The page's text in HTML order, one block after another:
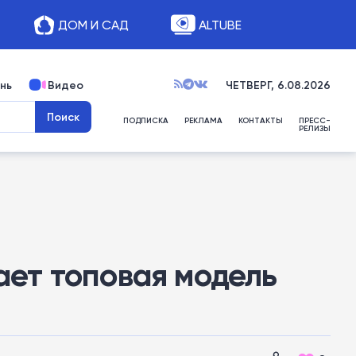
ДОМ И САД ALTUBE
Видео ЧЕТВЕРГ, 6.08.2026
ПОДПИСКА РЕКЛАМА КОНТАКТЫ ПРЕСС-
РЕЛИЗЫ
топовая модель